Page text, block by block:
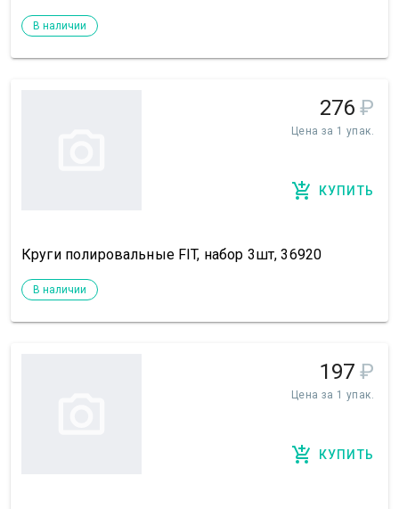
В наличии
276 ₽
Цена за 1 упак.
КУПИТЬ
Круги полировальные FIT, набор 3шт, 36920
В наличии
197 ₽
Цена за 1 упак.
КУПИТЬ